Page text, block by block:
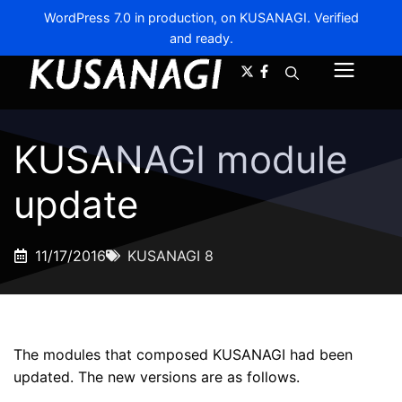
WordPress 7.0 in production, on KUSANAGI. Verified
and ready.
KUSANAGI module
update
11/17/2016 KUSANAGI 8
The modules that composed KUSANAGI had been
updated. The new versions are as follows.
A- A+